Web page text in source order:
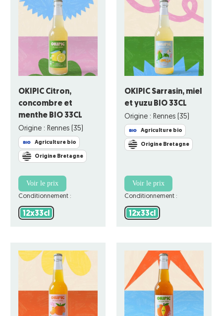
OKIPIC Citron,
concombre et
menthe BIO 33CL
Origine : Rennes (35)
Agriculture bio
Origine Bretagne
Voir le prix
Conditionnement :
12x33cl
OKIPIC Sarrasin, miel
et yuzu BIO 33CL
Origine : Rennes (35)
Agriculture bio
Origine Bretagne
Voir le prix
Conditionnement :
12x33cl